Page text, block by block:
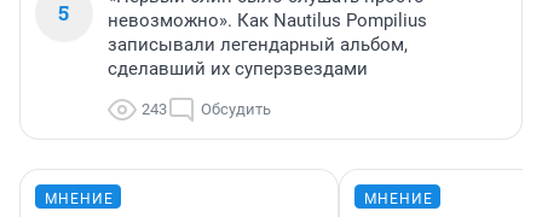
5
невозможно». Как Nautilus Pompilius
записывали легендарный альбом,
сделавший их суперзвездами
243 Обсудить
МНЕНИЕ МНЕНИЕ